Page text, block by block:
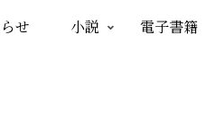
せ 小説 電子書籍